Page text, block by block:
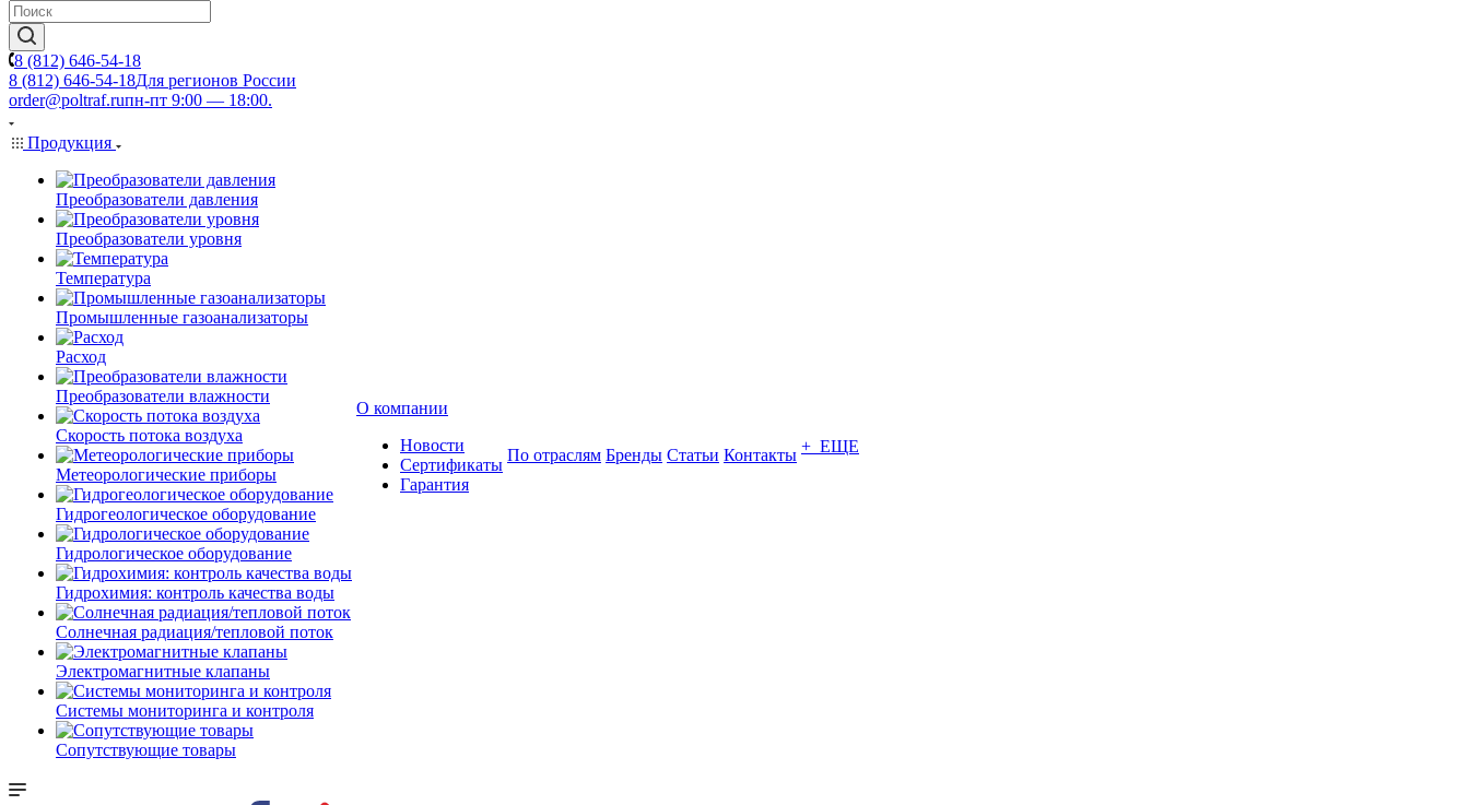
8 (812) 646-54-18
8 (812) 646-54-18Для регионов России
order@poltraf.ruпн-пт 9:00 — 18:00.
Продукция
Преобразователи давления
Преобразователи уровня
Температура
Промышленные газоанализаторы
Расход
Преобразователи влажности
Скорость потока воздуха
Метеорологические приборы
Гидрогеологическое оборудование
Гидрологическое оборудование
Гидрохимия: контроль качества воды
Солнечная радиация/тепловой поток
Электромагнитные клапаны
Системы мониторинга и контроля
Сопутствующие товары
О компании
Новости
Сертификаты
Гарантия
По отраслям Бренды Статьи Контакты + ЕЩЕ